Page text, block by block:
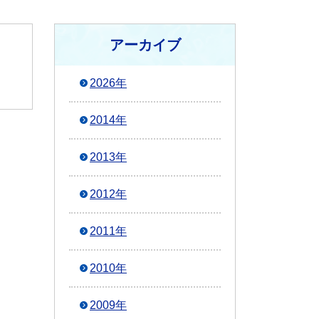
アーカイブ
2026年
2014年
2013年
2012年
2011年
2010年
2009年